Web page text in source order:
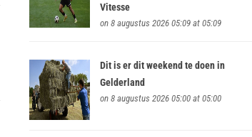
Vitesse
on 8 augustus 2026 05:09 at 05:09
Dit is er dit weekend te doen in
Gelderland
on 8 augustus 2026 05:00 at 05:00